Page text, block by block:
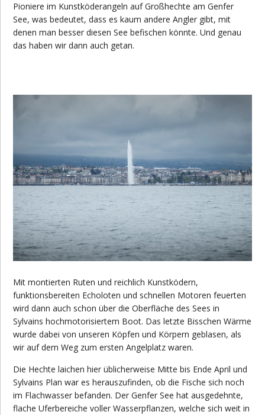
Pioniere im Kunstköderangeln auf Großhechte am Genfer
See, was bedeutet, dass es kaum andere Angler gibt, mit
denen man besser diesen See befischen könnte. Und genau
das haben wir dann auch getan.
Mit montierten Ruten und reichlich Kunstködern,
funktionsbereiten Echoloten und schnellen Motoren feuerten
wird dann auch schon über die Oberfläche des Sees in
Sylvains hochmotorisiertem Boot. Das letzte Bisschen Wärme
wurde dabei von unseren Köpfen und Körpern geblasen, als
wir auf dem Weg zum ersten Angelplatz waren.
Die Hechte laichen hier üblicherweise Mitte bis Ende April und
Sylvains Plan war es herauszufinden, ob die Fische sich noch
im Flachwasser befanden. Der Genfer See hat ausgedehnte,
flache Uferbereiche voller Wasserpflanzen, welche sich weit in